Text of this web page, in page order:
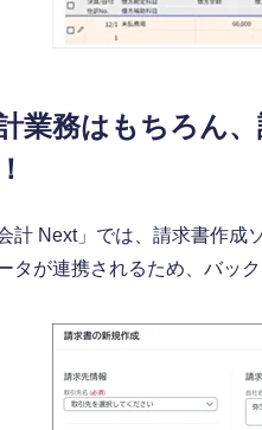
業務はもちろん
会計 Next」では、請求書作
タが連携されるため、バッ